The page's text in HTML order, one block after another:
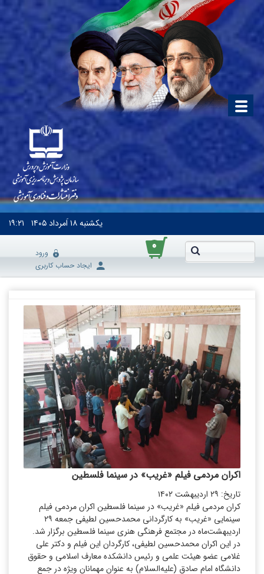
یکشنبه۱۸ اَمرداد ۱۴۰۵ ۱۹:۲۱
۰
ورود
ایجاد حساب کاربری
اکران مردمی فیلم «غریب» در سینما فلسطین
تاریخ: ۲۹ اردیبهشت ۱۴۰۲
کران مردمی فیلم «غریب» در سینما فلسطین اکران مردمی فیلم
سینمایی «غریب» به کارگردانی محمدحسین لطیفی جمعه ۲۹
اردیبهشت‌ماه در مجتمع فرهنگی هنری سینما فلسطین برگزار شد.
در این اکران محمدحسین لطیفی، کارگردان این فیلم و دکتر علی
غلامی عضو هیئت علمی و رئیس دانشکده معارف اسلامی و حقوق
دانشگاه امام صادق (علیه‌السلام) به عنوان مهمانان ویژه در جمع